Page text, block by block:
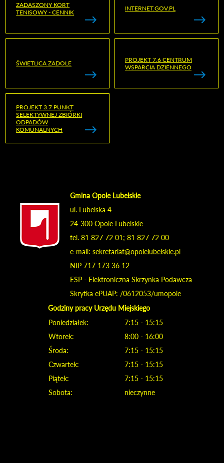
ZADASZONY KORT
TENISOWY - CENNIK
INTERNET.GOV.PL
ŚWIETLICA ZADOLE
PROJEKT 7.6 CENTRUM
WSPARCIA DZIENNEGO
PROJEKT 3.7 PUNKT
SELEKTYWNEJ ZBIÓRKI
ODPADÓW
KOMUNALNYCH
Gmina Opole Lubelskie
ul. Lubelska 4
24-300 Opole Lubelskie
tel. 81 827 72 01; 81 827 72 00
e-mail: sekretariat@opolelubelskie.pl
NIP 717 173 36 12
ESP - Elektroniczna Skrzynka Podawcza
Skrytka ePUAP: /0612053/umopole
Godziny pracy Urzędu Miejskiego
Poniedziałek:
Wtorek:
Środa:
Czwartek:
Piątek:
Sobota:
7:15 - 15:15
8:00 - 16:00
7:15 - 15:15
7:15 - 15:15
7:15 - 15:15
nieczynne